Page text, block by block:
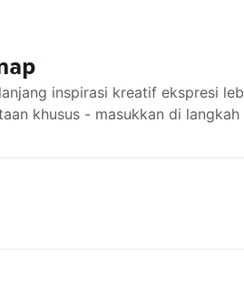
inspirasi kreatif ekspresi
khusus - masukkan di